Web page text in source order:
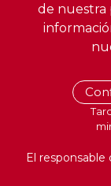
de nuestra
El